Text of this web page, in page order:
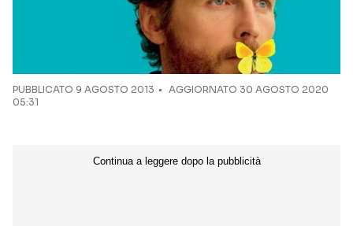
PUBBLICATO 9 AGOSTO 2013
AGGIORNATO 30 AGOSTO 2020
05:31